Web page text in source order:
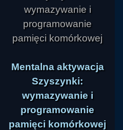
Mentalna aktywacja
Szyszynki:
wymazywanie i
programowanie
pamięci komórkowej